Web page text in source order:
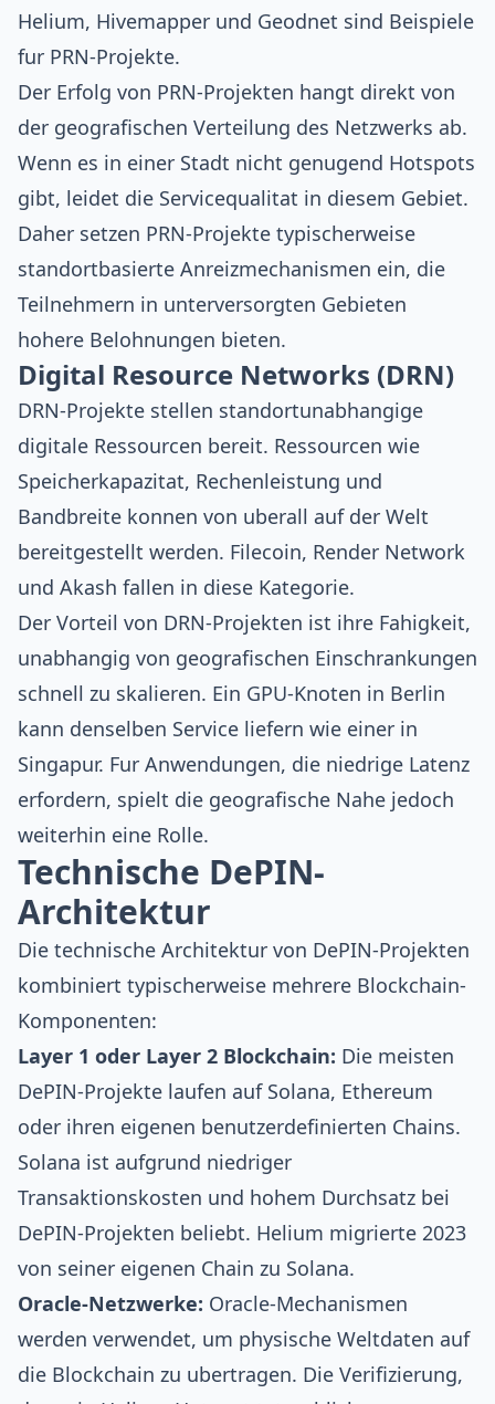
Helium, Hivemapper und Geodnet sind Beispiele
fur PRN-Projekte.
Der Erfolg von PRN-Projekten hangt direkt von
der geografischen Verteilung des Netzwerks ab.
Wenn es in einer Stadt nicht genugend Hotspots
gibt, leidet die Servicequalitat in diesem Gebiet.
Daher setzen PRN-Projekte typischerweise
standortbasierte Anreizmechanismen ein, die
Teilnehmern in unterversorgten Gebieten
hohere Belohnungen bieten.
Digital Resource Networks (DRN)
DRN-Projekte stellen standortunabhangige
digitale Ressourcen bereit. Ressourcen wie
Speicherkapazitat, Rechenleistung und
Bandbreite konnen von uberall auf der Welt
bereitgestellt werden. Filecoin, Render Network
und Akash fallen in diese Kategorie.
Der Vorteil von DRN-Projekten ist ihre Fahigkeit,
unabhangig von geografischen Einschrankungen
schnell zu skalieren. Ein GPU-Knoten in Berlin
kann denselben Service liefern wie einer in
Singapur. Fur Anwendungen, die niedrige Latenz
erfordern, spielt die geografische Nahe jedoch
weiterhin eine Rolle.
Technische DePIN-
Architektur
Die technische Architektur von DePIN-Projekten
kombiniert typischerweise mehrere Blockchain-
Komponenten:
Layer 1 oder Layer 2 Blockchain: Die meisten
DePIN-Projekte laufen auf Solana, Ethereum
oder ihren eigenen benutzerdefinierten Chains.
Solana ist aufgrund niedriger
Transaktionskosten und hohem Durchsatz bei
DePIN-Projekten beliebt. Helium migrierte 2023
von seiner eigenen Chain zu Solana.
Oracle-Netzwerke: Oracle-Mechanismen
werden verwendet, um physische Weltdaten auf
die Blockchain zu ubertragen. Die Verifizierung,